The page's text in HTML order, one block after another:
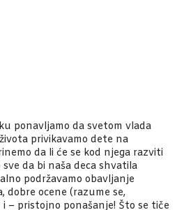
ponavljamo da svetom vlada
privikavamo dete na
da li će se kod njega razviti
sve da bi naša deca shvatila
podržavamo obavljanje
dobre ocene (razume se,
i – pristojno ponašanje! Što se tiče